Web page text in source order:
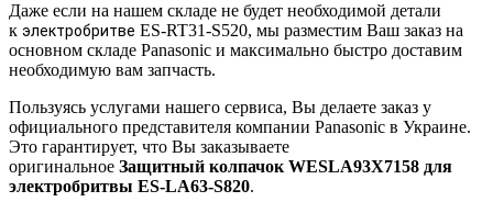
Даже если на нашем складе не будет необходимой детали
к электробритве ES-RT31-S520, мы разместим Ваш заказ на
основном складе Panasonic и максимально быстро доставим
необходимую вам запчасть.
Пользуясь услугами нашего сервиса, Вы делаете заказ у
официального представителя компании Panasonic в Украине.
Это гарантирует, что Вы заказываете
оригинальное Защитный колпачок WESLA93X7158 для
электробритвы ES-LA63-S820.